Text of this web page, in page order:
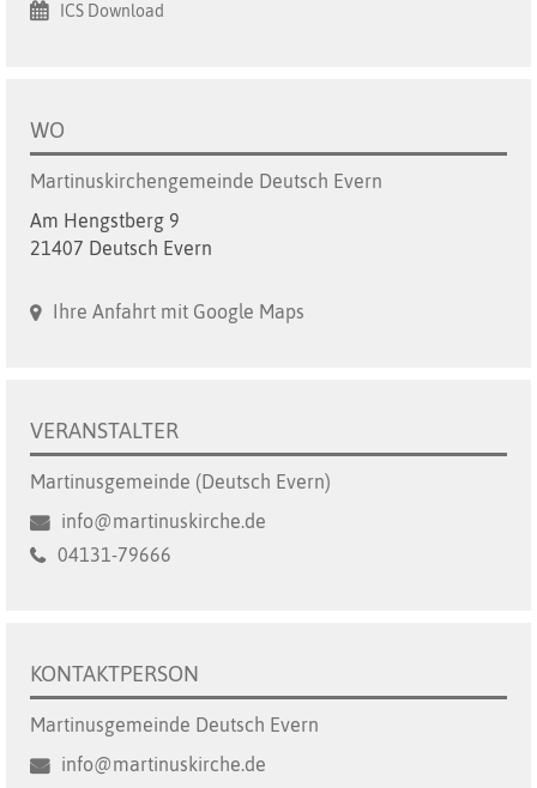
ICS Download
WO
Martinuskirchengemeinde Deutsch Evern
Am Hengstberg 9
21407 Deutsch Evern
Ihre Anfahrt mit Google Maps
VERANSTALTER
Martinusgemeinde (Deutsch Evern)
info@martinuskirche.de
04131-79666
KONTAKTPERSON
Martinusgemeinde Deutsch Evern
info@martinuskirche.de